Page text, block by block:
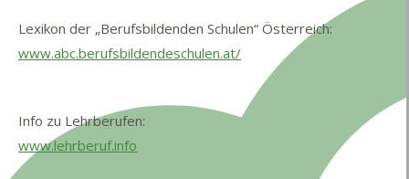
Lexikon der „Berufsbildenden Schulen“ Österreich:
www.abc.berufsbildendeschulen.at/
Info zu Lehrberufen:
www.lehrberuf.info